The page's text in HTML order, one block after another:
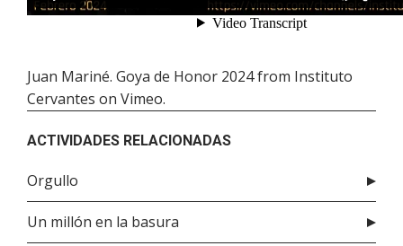
Juan Mariné. Goya de Honor 2024from Instituto
Cervantes on Vimeo.
ACTIVIDADES RELACIONADAS
Orgullo
Un millón en la basura